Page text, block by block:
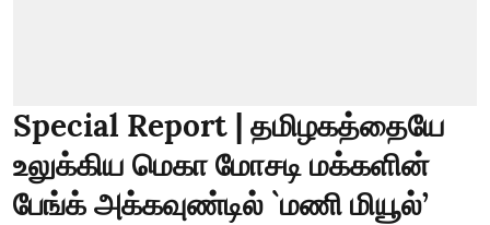
Special Report | தமிழகத்தையே
உலுக்கிய மெகா மோசடி மக்களின்
பேங்க் அக்கவுண்டில் `மணி மியூல்’